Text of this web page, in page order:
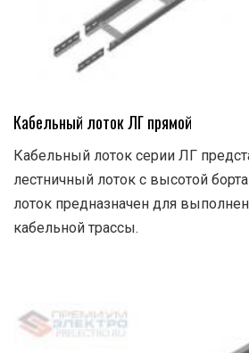
Кабельный лоток ЛГ прямой
Кабельный лоток серии ЛГ
лестничный лоток с высотой
лоток предназначен для
кабельной трассы.